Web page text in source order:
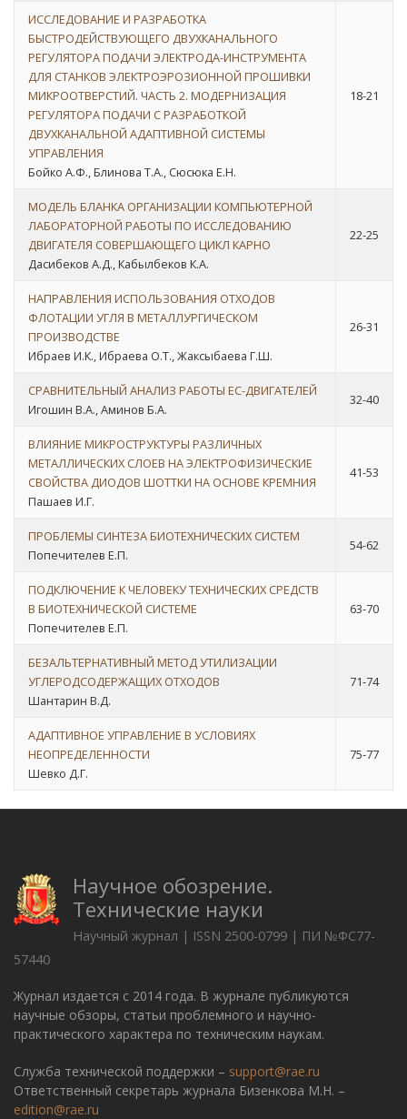
ИССЛЕДОВАНИЕ И РАЗРАБОТКА
БЫСТРОДЕЙСТВУЮЩЕГО ДВУХКАНАЛЬНОГО
РЕГУЛЯТОРА ПОДАЧИ ЭЛЕКТРОДА-ИНСТРУМЕНТА
ДЛЯ СТАНКОВ ЭЛЕКТРОЭРОЗИОННОЙ ПРОШИВКИ
МИКРООТВЕРСТИЙ. ЧАСТЬ 2. МОДЕРНИЗАЦИЯ
РЕГУЛЯТОРА ПОДАЧИ С РАЗРАБОТКОЙ
ДВУХКАНАЛЬНОЙ АДАПТИВНОЙ СИСТЕМЫ
УПРАВЛЕНИЯ
Бойко А.Ф., Блинова Т.А., Сюсюка Е.Н.
18-21
МОДЕЛЬ БЛАНКА ОРГАНИЗАЦИИ КОМПЬЮТЕРНОЙ
ЛАБОРАТОРНОЙ РАБОТЫ ПО ИССЛЕДОВАНИЮ
ДВИГАТЕЛЯ СОВЕРШАЮЩЕГО ЦИКЛ КАРНО
Дасибеков А.Д., Кабылбеков К.А.
22-25
НАПРАВЛЕНИЯ ИСПОЛЬЗОВАНИЯ ОТХОДОВ
ФЛОТАЦИИ УГЛЯ В МЕТАЛЛУРГИЧЕСКОМ
ПРОИЗВОДСТВЕ
Ибраев И.К., Ибраева О.Т., Жаксыбаева Г.Ш.
26-31
СРАВНИТЕЛЬНЫЙ АНАЛИЗ РАБОТЫ ЕС-ДВИГАТЕЛЕЙ
Игошин В.А., Аминов Б.А.
32-40
ВЛИЯНИЕ МИКРОСТРУКТУРЫ РАЗЛИЧНЫХ
МЕТАЛЛИЧЕСКИХ СЛОЕВ НА ЭЛЕКТРОФИЗИЧЕСКИЕ
СВОЙСТВА ДИОДОВ ШОТТКИ НА ОСНОВЕ КРЕМНИЯ
Пашаев И.Г.
41-53
ПРОБЛЕМЫ СИНТЕЗА БИОТЕХНИЧЕСКИХ СИСТЕМ
Попечителев Е.П.
54-62
ПОДКЛЮЧЕНИЕ К ЧЕЛОВЕКУ ТЕХНИЧЕСКИХ СРЕДСТВ
В БИОТЕХНИЧЕСКОЙ СИСТЕМЕ
Попечителев Е.П.
63-70
БЕЗАЛЬТЕРНАТИВНЫЙ МЕТОД УТИЛИЗАЦИИ
УГЛЕРОДСОДЕРЖАЩИХ ОТХОДОВ
Шантарин В.Д.
71-74
АДАПТИВНОЕ УПРАВЛЕНИЕ В УСЛОВИЯХ
НЕОПРЕДЕЛЕННОСТИ
Шевко Д.Г.
75-77
Научное обозрение.
Технические науки
Научный журнал | ISSN 2500-0799 | ПИ №ФС77-
57440
Журнал издается с 2014 года. В журнале публикуются
научные обзоры, статьи проблемного и научно-
практического характера по техническим наукам.
Служба технической поддержки – support@rae.ru
Ответственный секретарь журнала Бизенкова М.Н. –
edition@rae.ru